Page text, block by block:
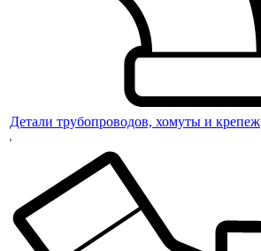
Детали трубопроводов, хомуты и крепеж